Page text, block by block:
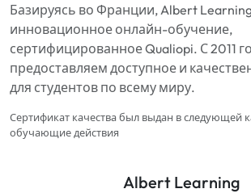
Базируясь во Франции, Albert
инновационное онлайн-обучение,
сертифицированное Qualiopi. С 2011
предоставляем доступное и
для студентов по всему миру.
Сертификат качества был выдан в следующей
обучающие действия
Albert Learning